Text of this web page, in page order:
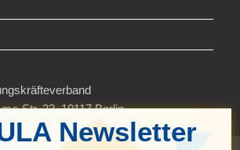
Str. 33, 10117 Berlin
0
Newsletter